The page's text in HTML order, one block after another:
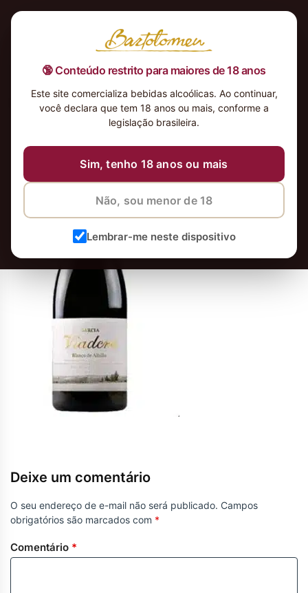
🔞 Conteúdo restrito para maiores de 18 anos
Este site comercializa bebidas alcoólicas. Ao continuar,
você declara que tem 18 anos ou mais, conforme a
legislação brasileira.
Sim, tenho 18 anos ou mais
Não, sou menor de 18
Lembrar-me neste dispositivo
VALDUERO BLANCO
Deixe um comentário
O seu endereço de e-mail não será publicado. Campos
obrigatórios são marcados com *
Comentário *